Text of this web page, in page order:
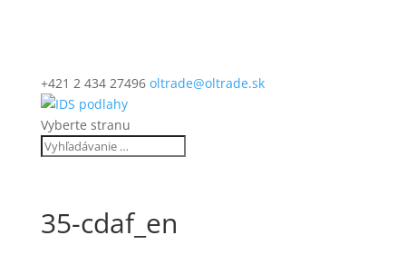
+421 2 434 27496 oltrade@oltrade.sk
Vyberte stranu
35-cdaf_en